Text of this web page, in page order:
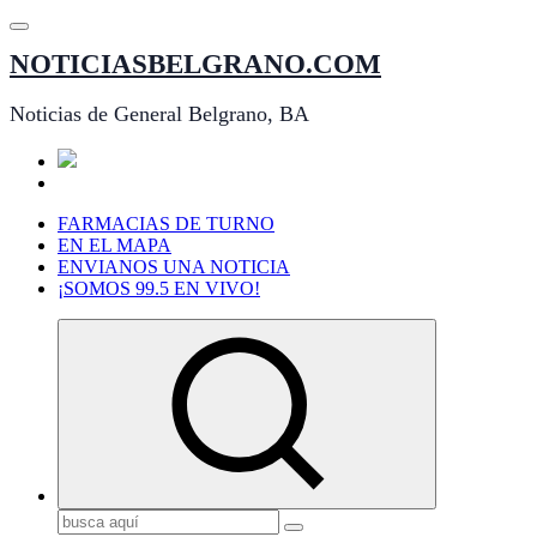
Saltar
contenido
NOTICIASBELGRANO.COM
Noticias de General Belgrano, BA
FARMACIAS DE TURNO
EN EL MAPA
ENVIANOS UNA NOTICIA
¡SOMOS 99.5 EN VIVO!
Buscar: